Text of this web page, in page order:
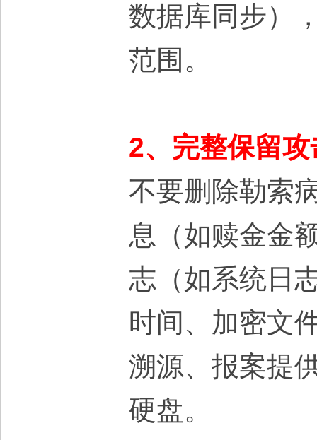
数据库同步）
范围。
2、完整保留
不要删除勒索
息（如赎金金
志（如系统日
时间、加密文
溯源、报案提
硬盘。